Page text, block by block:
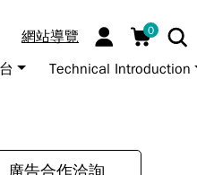
網站導覽 0
Technical Introduction